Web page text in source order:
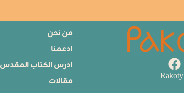
من نحن
ادعمنا
ادرس الكتاب المقدس
مقالات